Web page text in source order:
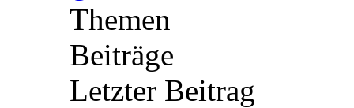
Themen
Beiträge
Letzter Beitrag